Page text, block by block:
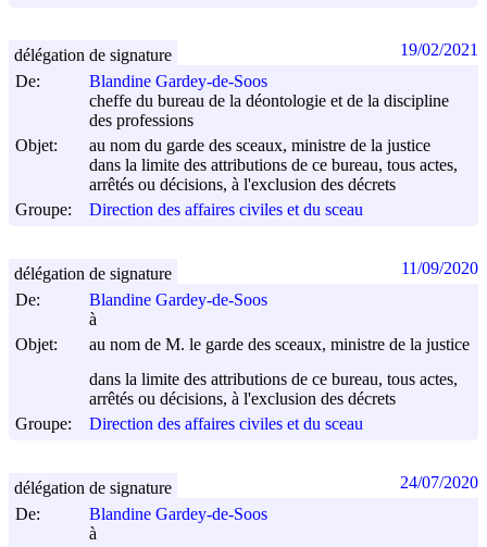
De:
Blandine Gardey-de-Soos
cheffe du bureau de la déontologie et de la discipline
des professions
Objet:
au nom du garde des sceaux, ministre de la justice
dans la limite des attributions de ce bureau, tous actes,
arrêtés ou décisions, à l'exclusion des décrets
Groupe:
Direction des affaires civiles et du sceau
délégation de signature 19/02/2021
De:
Blandine Gardey-de-Soos
à
Objet:
au nom de M. le garde des sceaux, ministre de la justice
dans la limite des attributions de ce bureau, tous actes,
arrêtés ou décisions, à l'exclusion des décrets
Groupe:
Direction des affaires civiles et du sceau
délégation de signature 11/09/2020
De:
Blandine Gardey-de-Soos
à
délégation de signature 24/07/2020